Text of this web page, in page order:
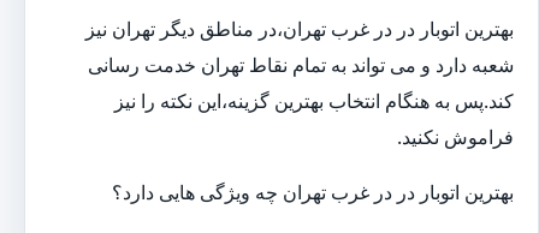
بهترین اتوبار در در غرب تهران،در مناطق دیگر تهران نیز
شعبه دارد و می تواند به تمام نقاط تهران خدمت رسانی
کند.پس به هنگام انتخاب بهترین گزینه،این نکته را نیز
فراموش نکنید.
بهترین اتوبار در در غرب تهران چه ویژگی هایی دارد؟